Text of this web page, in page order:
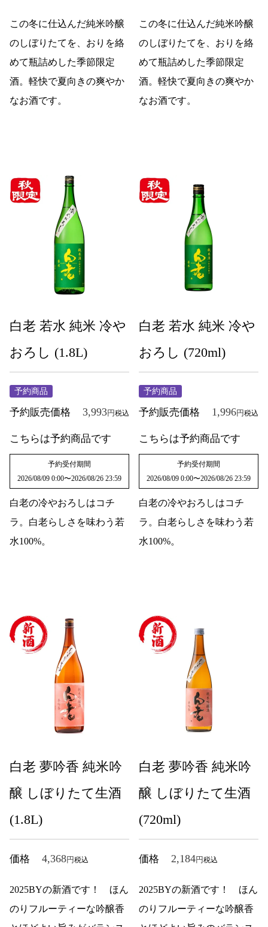
この冬に仕込んだ純米吟醸
のしぼりたてを、おりを絡
めて瓶詰めした季節限定
酒。軽快で夏向きの爽やか
なお酒です。
この冬に仕込んだ純米吟醸
のしぼりたてを、おりを絡
めて瓶詰めした季節限定
酒。軽快で夏向きの爽やか
なお酒です。
白老 若水 純米 冷や
おろし (1.8L)
予約商品
予約販売価格 3,993 税込
こちらは予約商品です
予約受付期間
2026/08/09 0:00〜2026/08/26 23:59
白老の冷やおろしはコチ
ラ。白老らしさを味わう若
水100%。
白老 若水 純米 冷や
おろし (720ml)
予約商品
予約販売価格 1,996 税込
こちらは予約商品です
予約受付期間
2026/08/09 0:00〜2026/08/26 23:59
白老の冷やおろしはコチ
ラ。白老らしさを味わう若
水100%。
白老 夢吟香 純米吟
醸 しぼりたて生酒
(1.8L)
価格 4,368 税込
2025BYの新酒です！ ほん
のりフルーティーな吟醸香
白老 夢吟香 純米吟
醸 しぼりたて生酒
(720ml)
価格 2,184 税込
2025BYの新酒です！ ほん
のりフルーティーな吟醸香